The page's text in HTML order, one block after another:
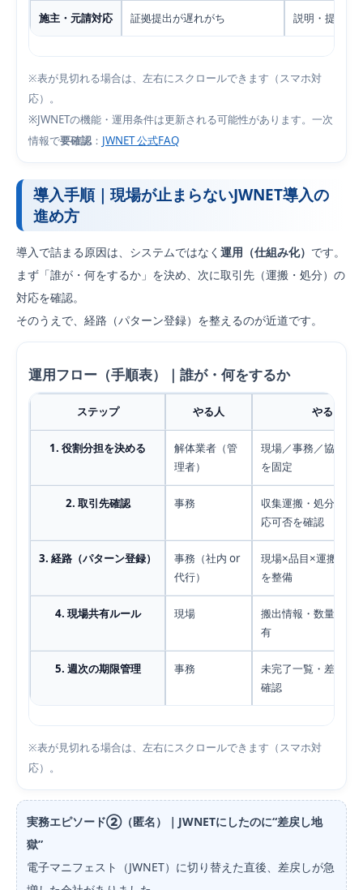
施主・元請対応 証拠提出が遅れがち 説明・提出が
※表が見切れる場合は、左右にスクロールできます（スマホ対
応）。
※JWNETの機能・運用条件は更新される可能性があります。一次
情報で要確認： JWNET 公式FAQ
導入手順｜現場が止まらないJWNET導入の
進め方
導入で詰まる原因は、システムではなく 運用（仕組み化） です。
まず「誰が・何をするか」を決め、次に取引先（運搬・処分）の
対応を確認。
そのうえで、経路（パターン登録）を整えるのが近道です。
運用フロー（手順表）｜誰が・何をするか
ステップ やる人 やること
1. 役割分担を決める
解体業者（管
理者）
現場／事務／協力会
を固定
2. 取引先確認 事務
収集運搬・処分業者
応可否を確認
3. 経路（パターン登録）
事務（社内 or
代行）
現場×品目×運搬×処
を整備
4. 現場共有ルール 現場
搬出情報・数量根拠
有
5. 週次の期限管理 事務
未完了一覧・差戻し
確認
※表が見切れる場合は、左右にスクロールできます（スマホ対
応）。
実務エピソード②（匿名）｜JWNETにしたのに“差戻し地
獄”
電子マニフェスト（JWNET）に切り替えた直後、差戻しが急